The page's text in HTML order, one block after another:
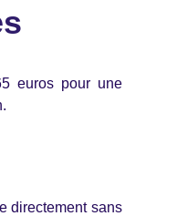
euros pour une
directement sans